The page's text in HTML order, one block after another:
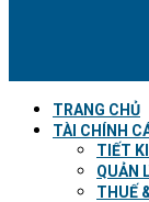
TRANG CHỦ
TÀI CHÍNH
TIẾT
QUẢN
THUẾ